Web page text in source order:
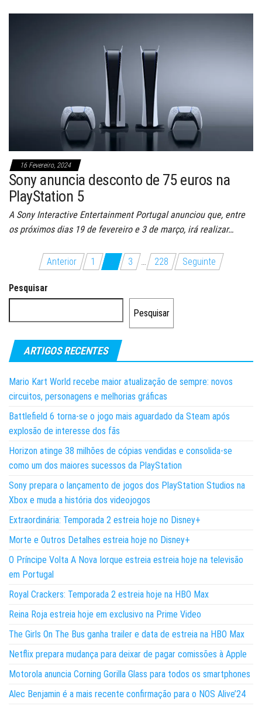
16 Fevereiro, 2024
Sony anuncia desconto de 75 euros na
PlayStation 5
A Sony Interactive Entertainment Portugal anunciou que, entre
os próximos dias 19 de fevereiro e 3 de março, irá realizar…
Paginação
dos
conteúdos
Anterior 1 2 3 228 Seguinte
Pesquisar
Pesquisar
ARTIGOS RECENTES
Mario Kart World recebe maior atualização de sempre: novos
circuitos, personagens e melhorias gráficas
Battlefield 6 torna-se o jogo mais aguardado da Steam após
explosão de interesse dos fãs
Horizon atinge 38 milhões de cópias vendidas e consolida-se
como um dos maiores sucessos da PlayStation
Sony prepara o lançamento de jogos dos PlayStation Studios na
Xbox e muda a história dos videojogos
Extraordinária: Temporada 2 estreia hoje no Disney+
Morte e Outros Detalhes estreia hoje no Disney+
O Príncipe Volta A Nova Iorque estreia estreia hoje na televisão
em Portugal
Royal Crackers: Temporada 2 estreia hoje na HBO Max
Reina Roja estreia hoje em exclusivo na Prime Video
The Girls On The Bus ganha trailer e data de estreia na HBO Max
Netflix prepara mudança para deixar de pagar comissões à Apple
Motorola anuncia Corning Gorilla Glass para todos os smartphones
Alec Benjamin é a mais recente confirmação para o NOS Alive’24